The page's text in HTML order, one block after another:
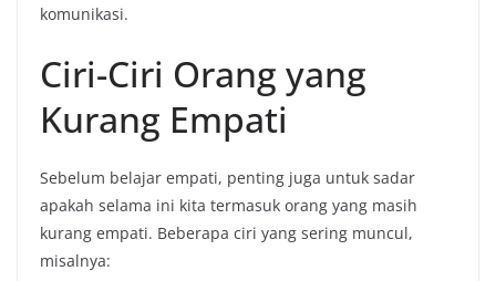
komunikasi.
Ciri-Ciri Orang yang
Kurang Empati
Sebelum belajar empati, penting juga untuk sadar
apakah selama ini kita termasuk orang yang masih
kurang empati. Beberapa ciri yang sering muncul,
misalnya: